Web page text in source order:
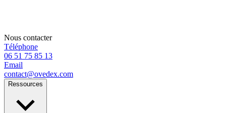
Nous contacter
Téléphone
06 51 75 85 13
Email
contact@ovedex.com
Ressources